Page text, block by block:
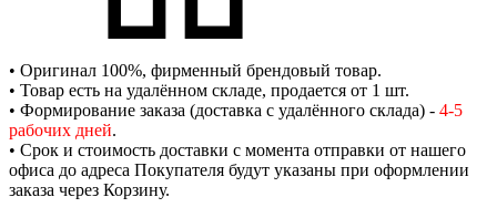
• Оригинал 100%, фирменный брендовый товар.
• Товар есть на удалённом складе, продается от 1 шт.
• Формирование заказа (доставка с удалённого склада) - 4-5
рабочих дней.
• Срок и стоимость доставки с момента отправки от нашего
офиса до адреса Покупателя будут указаны при оформлении
заказа через Корзину.